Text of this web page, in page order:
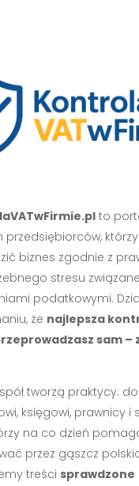
to
przedsiębiorców,
biznes zgodnie z
stresu
podatkowymi.
że najlepsza
sam –
tworzą praktycy:
księgowi, prawnicy i
na co dzień
przez gąszcz
treści sprawdzone